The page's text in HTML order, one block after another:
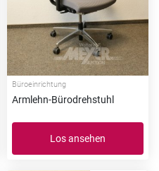
Büroeinrichtung
Armlehn-Bürodrehstuhl
Los ansehen